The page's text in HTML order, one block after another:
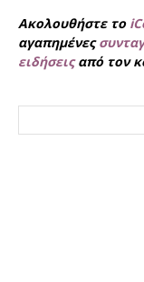
Ακολουθήστε το
αγαπημένες
ειδήσειςαπό τον